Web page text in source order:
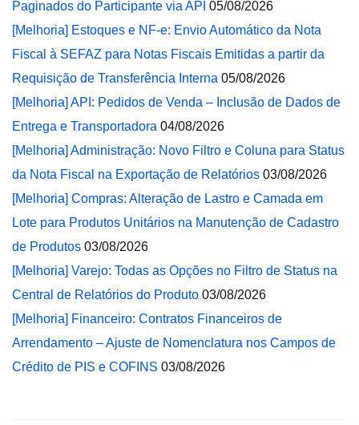
Paginados do Participante via API 05/08/2026
[Melhoria] Estoques e NF-e: Envio Automático da Nota
Fiscal à SEFAZ para Notas Fiscais Emitidas a partir da
Requisição de Transferência Interna 05/08/2026
[Melhoria] API: Pedidos de Venda – Inclusão de Dados de
Entrega e Transportadora 04/08/2026
[Melhoria] Administração: Novo Filtro e Coluna para Status
da Nota Fiscal na Exportação de Relatórios 03/08/2026
[Melhoria] Compras: Alteração de Lastro e Camada em
Lote para Produtos Unitários na Manutenção de Cadastro
de Produtos 03/08/2026
[Melhoria] Varejo: Todas as Opções no Filtro de Status na
Central de Relatórios do Produto 03/08/2026
[Melhoria] Financeiro: Contratos Financeiros de
Arrendamento – Ajuste de Nomenclatura nos Campos de
Crédito de PIS e COFINS 03/08/2026